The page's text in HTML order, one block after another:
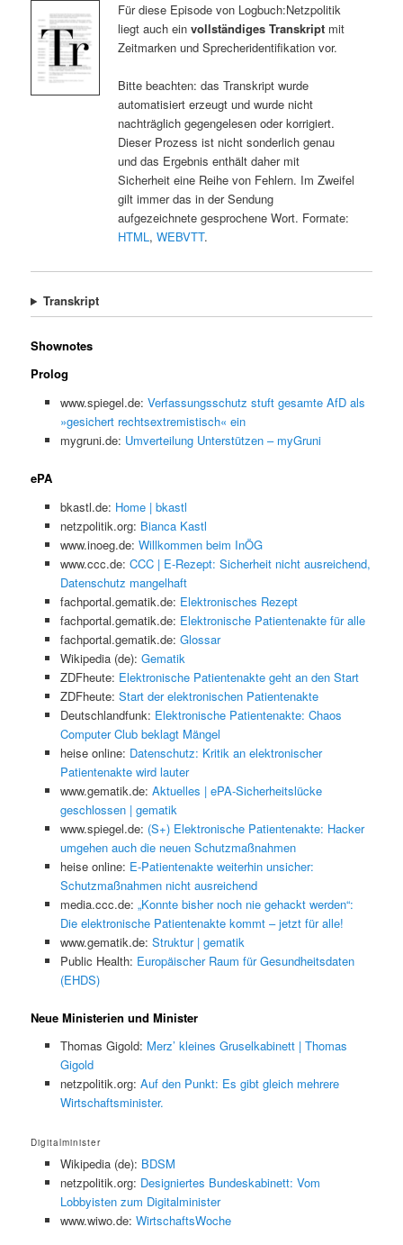
Für diese Episode von Logbuch:Netzpolitik
liegt auch ein vollständiges Transkriptmit
Zeitmarken und Sprecheridentifikation vor.
Bitte beachten: das Transkript wurde
automatisiert erzeugt und wurde nicht
nachträglich gegengelesen oder korrigiert.
Dieser Prozess ist nicht sonderlich genau
und das Ergebnis enthält daher mit
Sicherheit eine Reihe von Fehlern. Im Zweifel
gilt immer das in der Sendung
aufgezeichnete gesprochene Wort. Formate:
HTML, WEBVTT.
Transkript
Shownotes
Prolog
www.spiegel.de: Verfassungsschutz stuft gesamte AfD als
»gesichert rechtsextremistisch« ein
mygruni.de: Umverteilung Unterstützen – myGruni
ePA
bkastl.de: Home | bkastl
netzpolitik.org: Bianca Kastl
www.inoeg.de: Willkommen beim InÖG
www.ccc.de: CCC | E-Rezept: Sicherheit nicht ausreichend,
Datenschutz mangelhaft
fachportal.gematik.de: Elektronisches Rezept
fachportal.gematik.de: Elektronische Patientenakte für alle
fachportal.gematik.de: Glossar
Wikipedia (de): Gematik
ZDFheute: Elektronische Patientenakte geht an den Start
ZDFheute: Start der elektronischen Patientenakte
Deutschlandfunk: Elektronische Patientenakte: Chaos
Computer Club beklagt Mängel
heise online: Datenschutz: Kritik an elektronischer
Patientenakte wird lauter
www.gematik.de: Aktuelles | ePA-Sicherheitslücke
geschlossen | gematik
www.spiegel.de: (S+) Elektronische Patientenakte: Hacker
umgehen auch die neuen Schutzmaßnahmen
heise online: E-Patientenakte weiterhin unsicher:
Schutzmaßnahmen nicht ausreichend
media.ccc.de: „Konnte bisher noch nie gehackt werden“:
Die elektronische Patientenakte kommt – jetzt für alle!
www.gematik.de: Struktur | gematik
Public Health: Europäischer Raum für Gesundheitsdaten
(EHDS)
Neue Ministerien und Minister
Thomas Gigold: Merz’ kleines Gruselkabinett | Thomas
Gigold
netzpolitik.org: Auf den Punkt: Es gibt gleich mehrere
Wirtschaftsminister.
Digitalminister
Wikipedia (de): BDSM
netzpolitik.org: Designiertes Bundeskabinett: Vom
Lobbyisten zum Digitalminister
www.wiwo.de: WirtschaftsWoche